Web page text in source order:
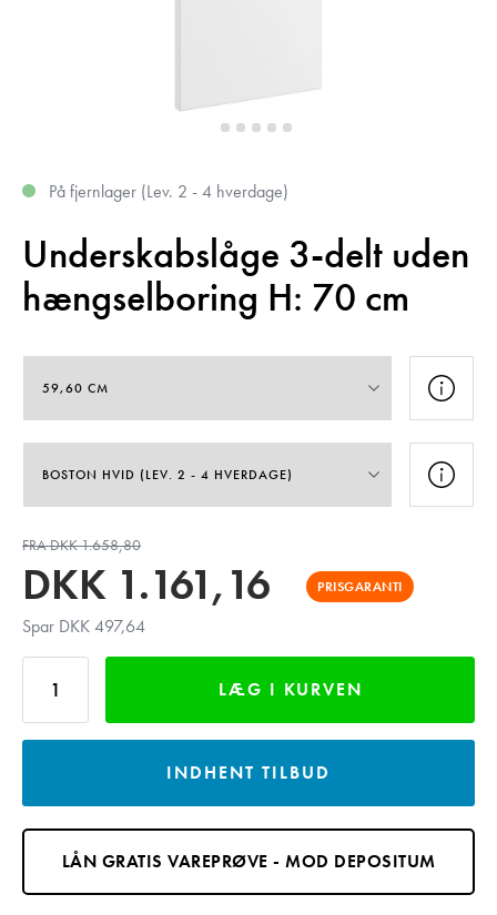
På fjernlager (Lev. 2 - 4 hverdage)
Underskabslåge 3-delt uden
hængselboring H: 70 cm
FRA DKK 1.658,80
DKK 1.161,16
Spar DKK 497,64
PRISGARANTI
LÆG I KURVEN
INDHENT TILBUD
LÅN GRATIS VAREPRØVE - MOD DEPOSITUM